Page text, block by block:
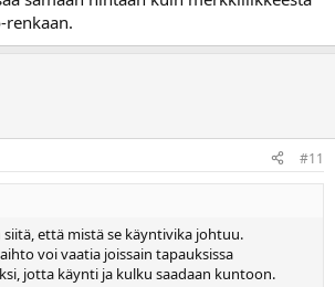
renkaan.
#11
että mistä se käyntivika johtuu.
voi vaatia joissain tapauksissa
jotta käynti ja kulku saadaan kuntoon.